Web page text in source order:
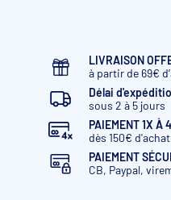
LIVRAISON
à partir de 69€
Délai
sous 2 à 5 jours
PAIEMENT 1X À
dès 150€ d'achat
PAIEMENT
CB, Paypal,